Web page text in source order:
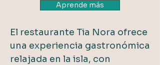
Aprende más
El restaurante Tia Nora ofrece
una experiencia gastronómica
relajada en la isla, con